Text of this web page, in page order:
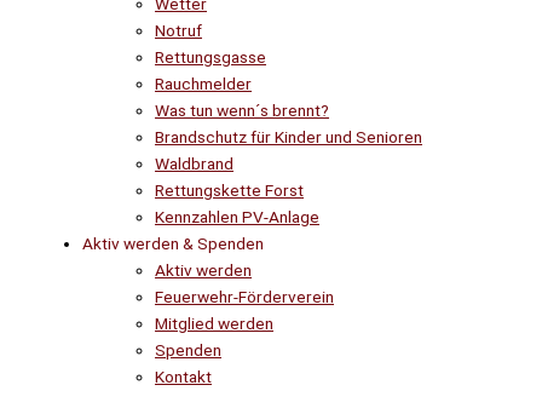
Notruf
Rettungsgasse
Rauchmelder
Was tun wenn´s brennt?
Brandschutz für Kinder und Senioren
Waldbrand
Rettungskette Forst
Kennzahlen PV-Anlage
Aktiv werden & Spenden
Aktiv werden
Feuerwehr-Förderverein
Mitglied werden
Spenden
Kontakt